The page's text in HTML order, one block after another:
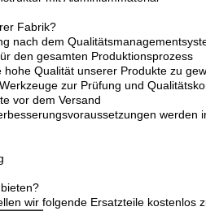
Fabrik?
nach dem
den gesamten Produktionsprozess
Qualität unserer Produkte zu
zur Prüfung und
vor dem Versand
wir folgende Ersatzteile kostenlos